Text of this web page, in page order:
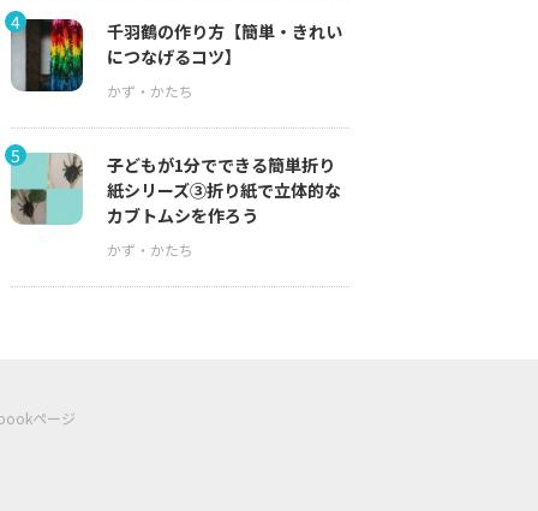
4
千羽鶴の作り方【簡単・きれい
につなげるコツ】
5
子どもが1分でできる簡単折り
紙シリーズ③折り紙で立体的な
カブトムシを作ろう
ページ